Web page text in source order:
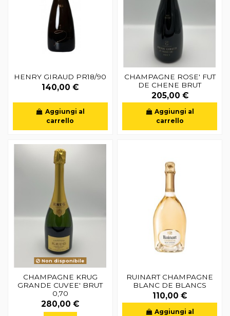
HENRY GIRAUD PR18/90
140,00 €
Aggiungi al
carrello
CHAMPAGNE ROSE' FUT
DE CHENE BRUT
205,00 €
Aggiungi al
carrello
Non disponibile
CHAMPAGNE KRUG
GRANDE CUVEE' BRUT
0,70
280,00 €
RUINART CHAMPAGNE
BLANC DE BLANCS
110,00 €
Aggiungi al